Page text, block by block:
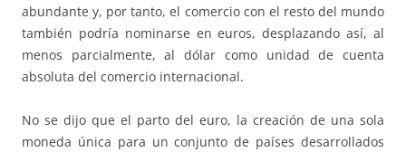
abundante y, por tanto, el comercio con el resto del mundo
también podría nominarse en euros, desplazando así, al
menos parcialmente, al dólar como unidad de cuenta
absoluta del comercio internacional.
No se dijo que el parto del euro, la creación de una sola
moneda única para un conjunto de países desarrollados